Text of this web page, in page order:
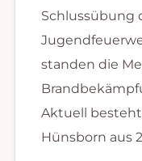
Schlussübung
standen die
Aktuell
Hünsborn aus